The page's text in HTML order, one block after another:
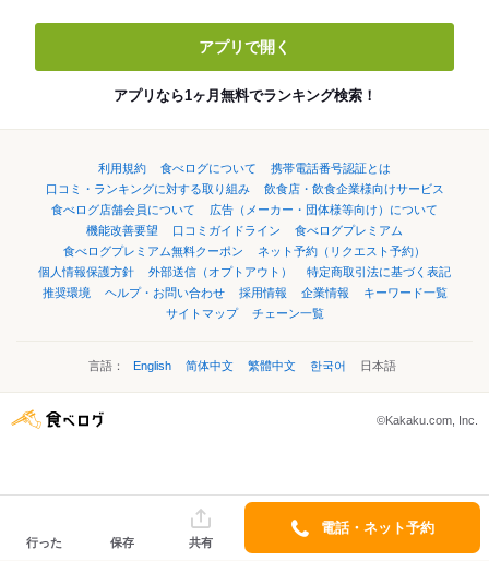
アプリで開く
アプリなら1ヶ月無料でランキング検索！
利用規約 食べログについて
携帯電話番号認証とは
口コミ・ランキングに対する取り組み
飲食店・飲食企業様向けサービス
食べログ店舗会員について
広告（メーカー・団体様等向け）について
機能改善要望
口コミガイドライン
食べログプレミアム
食べログプレミアム無料クーポン
ネット予約（リクエスト予約）
個人情報保護方針
外部送信（オプトアウト）
特定商取引法に基づく表記
推奨環境
ヘルプ・お問い合わせ 採用情報 企業情報
キーワード一覧
サイトマップ
チェーン一覧
言語： English 简体中文 繁體中文 한국어 日本語
©Kakaku.com, Inc.
行った 保存 共有
電話・ネット予約